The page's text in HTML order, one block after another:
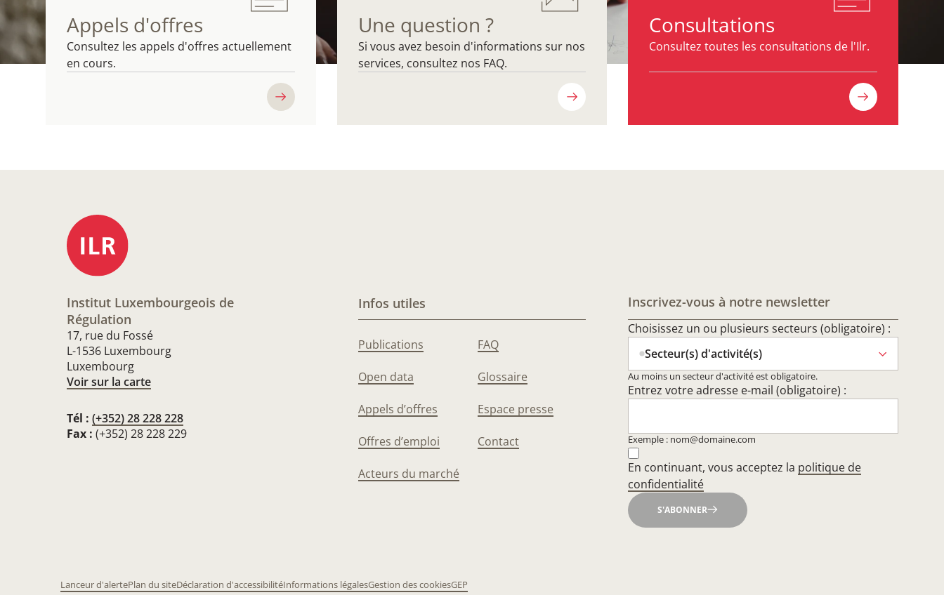
Appels d'offres
Consultez les appels d'offres actuellement
en cours.
Une question ?
Si vous avez besoin d'informations sur nos
services, consultez nos FAQ.
Consultations
Consultez toutes les consultations de l'Ilr.
Institut Luxembourgeois de
Régulation
17, rue du Fossé
L-1536 Luxembourg
Luxembourg
Voir sur la carte
Tél : (+352) 28 228 228
Fax : (+352) 28 228 229
Infos utiles
Publications
Open data
Appels d’offres
Offres d’emploi
Acteurs du marché
FAQ
Glossaire
Espace presse
Contact
Inscrivez-vous à notre newsletter
Choisissez un ou plusieurs secteurs (obligatoire) :
Secteur(s) d'activité(s)
Au moins un secteur d'activité est obligatoire.
Entrez votre adresse e-mail (obligatoire) :
Exemple : nom@domaine.com
En continuant, vous acceptez la politique de
confidentialité
S'ABONNER
Lanceur d'alertePlan du siteDéclaration d'accessibilitéInformations légalesGestion des cookiesGEP